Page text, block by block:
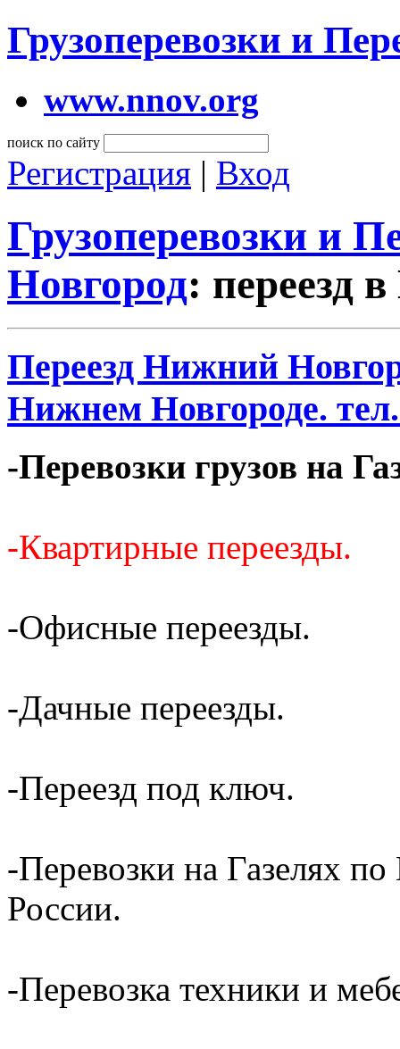
Грузоперевозки и
www.nnov.org
поиск по сайту
Регистрация | Вход
Грузоперевозки и
Новгород: переезд
Переезд Нижний
Нижнем Новгороде.
-Перевозки грузов на
-Квартирные переезды.
-Офисные переезды.
-Дачные переезды.
-Переезд под ключ.
-Перевозки на Газелях
России.
-Перевозка техники и